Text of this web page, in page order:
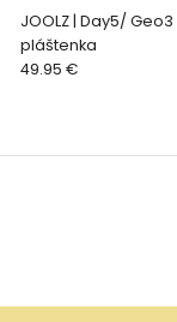
JOOLZ | Day5/ Geo3
pláštenka
49.95 €